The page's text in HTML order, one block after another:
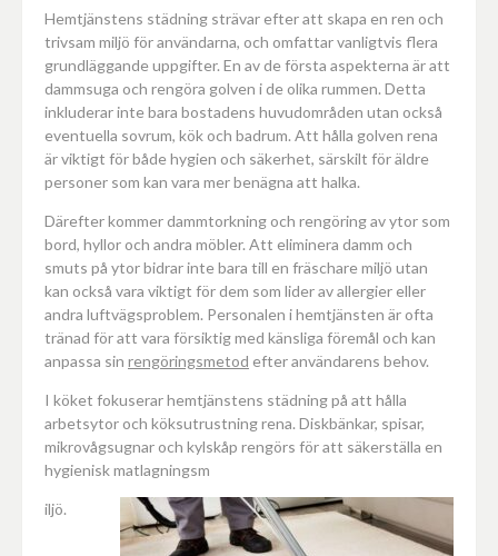
Hemtjänstens städning strävar efter att skapa en ren och
trivsam miljö för användarna, och omfattar vanligtvis flera
grundläggande uppgifter. En av de första aspekterna är att
dammsuga och rengöra golven i de olika rummen. Detta
inkluderar inte bara bostadens huvudområden utan också
eventuella sovrum, kök och badrum. Att hålla golven rena
är viktigt för både hygien och säkerhet, särskilt för äldre
personer som kan vara mer benägna att halka.
Därefter kommer dammtorkning och rengöring av ytor som
bord, hyllor och andra möbler. Att eliminera damm och
smuts på ytor bidrar inte bara till en fräschare miljö utan
kan också vara viktigt för dem som lider av allergier eller
andra luftvägsproblem. Personalen i hemtjänsten är ofta
tränad för att vara försiktig med känsliga föremål och kan
anpassa sin rengöringsmetod efter användarens behov.
I köket fokuserar hemtjänstens städning på att hålla
arbetsytor och köksutrustning rena. Diskbänkar, spisar,
mikrovågsugnar och kylskåp rengörs för att säkerställa en
hygienisk matlagningsm
iljö.